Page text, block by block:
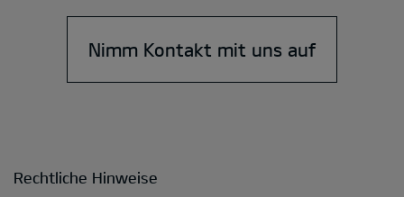
Nimm Kontakt mit uns auf
Rechtliche Hinweise